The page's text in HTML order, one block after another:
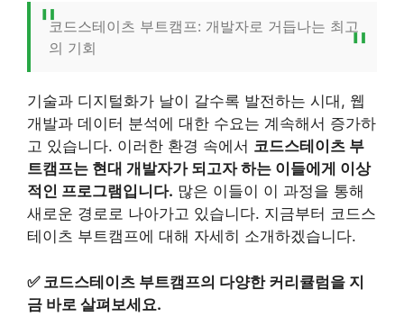
코드스테이츠 부트캠프: 개발자로 거듭나는 최고
의 기회
기술과 디지털화가 날이 갈수록 발전하는 시대, 웹
개발과 데이터 분석에 대한 수요는 계속해서 증가하
고 있습니다. 이러한 환경 속에서 코드스테이츠 부
트캠프는 현대 개발자가 되고자 하는 이들에게 이상
적인 프로그램입니다. 많은 이들이 이 과정을 통해
새로운 경로로 나아가고 있습니다. 지금부터 코드스
테이츠 부트캠프에 대해 자세히 소개하겠습니다.
✅ 코드스테이츠 부트캠프의 다양한 커리큘럼을 지
금 바로 살펴보세요.